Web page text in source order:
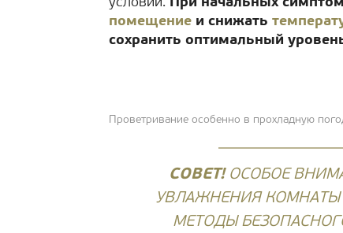
помещение и снижать
сохранить оптимальный
Проветривание особенно в прохладную
СОВЕТ!ОСОБОЕ
УВЛАЖНЕНИЯ КОМНАТЫ
МЕТОДЫ